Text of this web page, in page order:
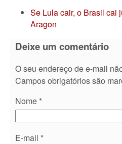
Se Lula cair, o Brasil cai
Aragon
Deixe um comentário
O seu endereço de e-mail
Campos obrigatórios são
Nome *
E-mail *